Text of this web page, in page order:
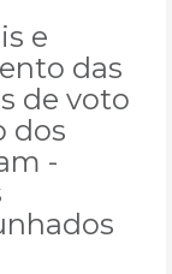
e
das
de voto
dos
-